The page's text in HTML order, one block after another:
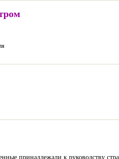
принадлежали к руководству